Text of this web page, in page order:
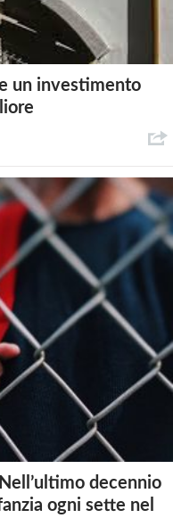
un investimento
decennio
ogni sette nel